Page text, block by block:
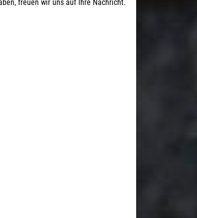
freuen wir uns auf Ihre Nachricht.